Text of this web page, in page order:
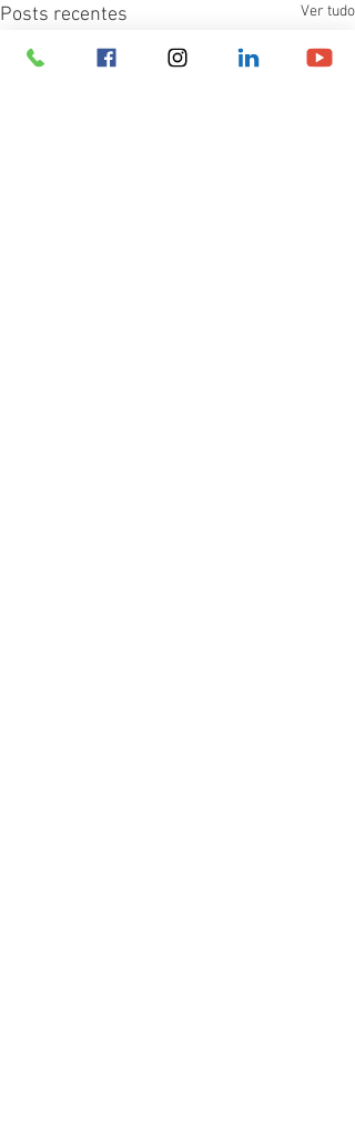
Posts recentes Ver tudo